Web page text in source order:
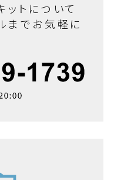
ットについて
までお気軽に